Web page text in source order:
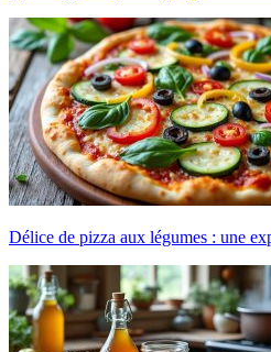
Délice de pizza aux légumes : une